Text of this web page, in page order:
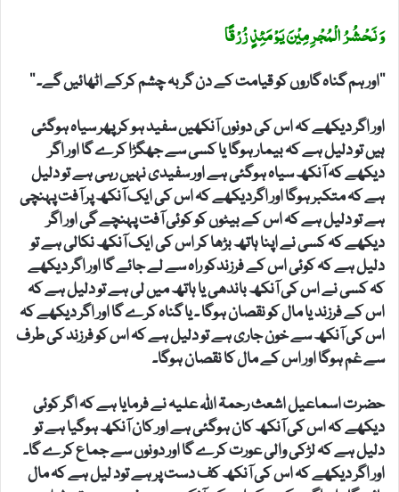
وَ نَحْشُرُ الْمُجْرِمِیْنَ یَوْمَئِذٍ زُرْقًا
’’اور ہم گناہ گاروں کو قیامت کے دن گربہ چشم کرکے اٹھائیں گے۔ ‘‘
اور اگر دیکھے کہ اس کی دونوں آنکھیں سفید ہو کر پھر سیاہ ہوگئی
ہیں تو دلیل ہے کہ بیمار ہوگا یا کسی سے جھگڑا کرے گا اور اگر
دیکھے کہ آنکھ سیاہ ہوگئی ہے اور سفیدی نہیں رہی ہے تو دلیل
ہے کہ متکبر ہوگا اور اگردیکھے کہ اس کی ایک آنکھ پر آفت پہنچی
ہے تو دلیل ہے کہ اس کے بیٹوں کو کوئی آفت پہنچے گی اور اگر
دیکھے کہ کسی نے اپنا ہاتھ بڑھا کر اس کی ایک آنکھ نکالی ہے تو
دلیل ہے کہ کوئی اس کے فرزندکو راہ سے لے جائے گا اور اگر دیکھے
کہ کسی نے اس کی آنکھ باندھی یا ہاتھ میں لی ہے تو دلیل ہے کہ
اس کے فرزند یا مال کو نقصان ہوگا ۔ یا گناہ کرے گا اور اگر دیکھے کہ
اس کی آنکھ سے خون جاری ہے تو دلیل ہے کہ اس کو فرزند کی طرف
سے غم ہوگا اور اس کے مال کا نقصان ہوگا۔
حضرت اسماعیل اشعث رحمۃ اللہ علیہ نے فرمایا ہے کہ اگر کوئی
دیکھے کہ اس کی آنکھ کان ہوگئی ہے اور کان آنکھ ہوگیا ہے تو
دلیل ہے کہ لڑکی والی عورت کرے گا اور دونوں سے جماع کرے گا۔
اور اگر دیکھے کہ اس کی آنکھ کف دست پر ہے تود لیل ہے کہ مال